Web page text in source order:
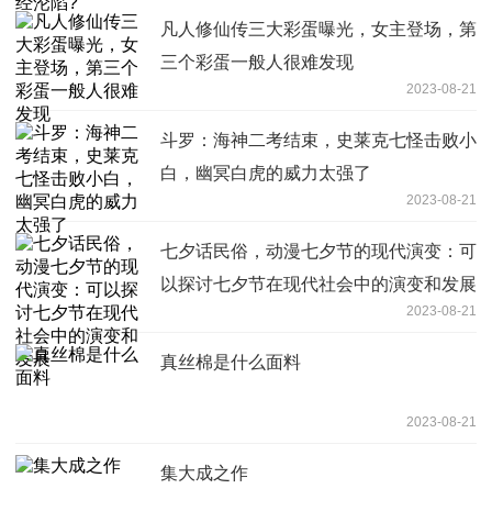
凡人修仙传三大彩蛋曝光，女主登场，第
三个彩蛋一般人很难发现
2023-08-21
斗罗：海神二考结束，史莱克七怪击败小
白，幽冥白虎的威力太强了
2023-08-21
七夕话民俗，动漫七夕节的现代演变：可
以探讨七夕节在现代社会中的演变和发展
2023-08-21
真丝棉是什么面料
2023-08-21
集大成之作